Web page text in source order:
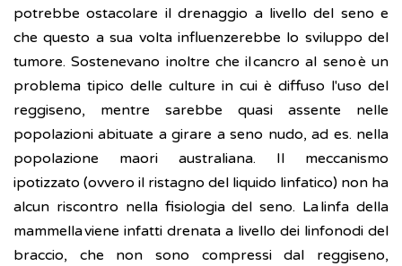
potrebbe ostacolare il drenaggio a livello del seno e
che questo a sua volta influenzerebbe lo sviluppo del
tumore. Sostenevano inoltre che il cancro al seno è un
problema tipico delle culture in cui è diffuso l'uso del
reggiseno, mentre sarebbe quasi assente nelle
popolazioni abituate a girare a seno nudo, ad es. nella
popolazione maori australiana. Il meccanismo
ipotizzato (ovvero il ristagno del liquido linfatico) non ha
alcun riscontro nella fisiologia del seno. La linfa della
mammella viene infatti drenata a livello dei linfonodi del
braccio, che non sono compressi dal reggiseno,